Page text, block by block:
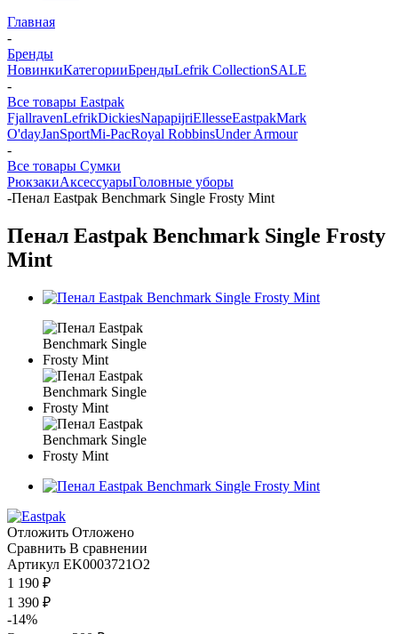
Главная
-
Бренды
НовинкиКатегорииБрендыLefrik CollectionSALE
-
Все товары Eastpak
FjallravenLefrikDickiesNapapijriEllesseEastpakMark
O'dayJanSportMi-PacRoyal RobbinsUnder Armour
-
Все товары Сумки
РюкзакиАксессуарыГоловные уборы
-Пенал Eastpak Benchmark Single Frosty Mint
Пенал Eastpak Benchmark Single Frosty
Mint
Отложить Отложено
Сравнить В сравнении
Артикул EK0003721O2
1 190 ₽
1 390 ₽
-14%